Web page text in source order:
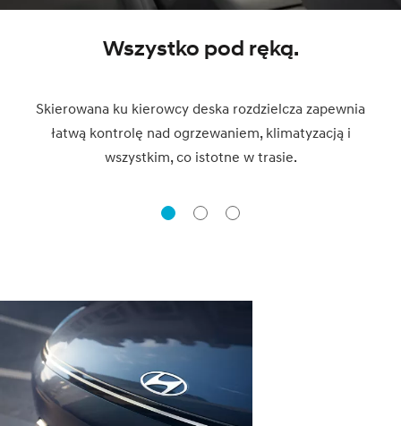
Wszystko pod ręką.
Skierowana ku kierowcy deska rozdzielcza zapewnia
łatwą kontrolę nad ogrzewaniem, klimatyzacją i
wszystkim, co istotne w trasie.